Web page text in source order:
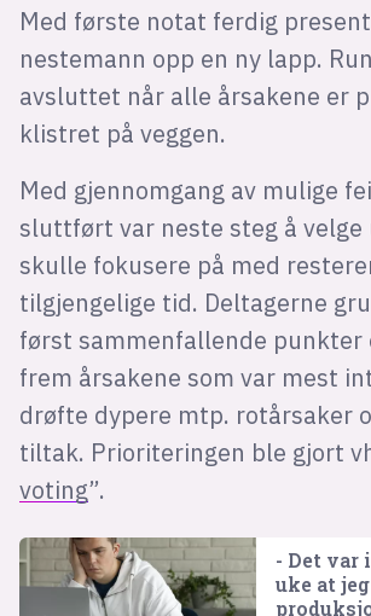
Med første notat ferdig
nestemann opp en ny lapp.
avsluttet når alle årsakene er
klistret på veggen.
Med gjennomgang av mulige
sluttført var neste steg å velge
skulle fokusere på med
tilgjengelige tid. Deltagerne
først sammenfallende punkter
frem årsakene som var mest
drøfte dypere mtp. rotårsaker
tiltak. Prioriteringen ble gjort
voting”.
- Det var
uke at